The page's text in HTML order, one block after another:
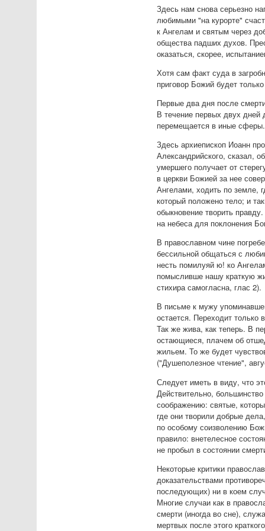
Здесь нам снова серьезно
любимыми "на курорте"
к Ангелам и святым через
общества падших духов.
оказаться, скорее,
Хотя сам факт суда в
приговор Божий будет
Первые два дня после
В течение первых двух дней
перемещается в иные сферы.
Здесь архиепископ Иоанн
Александрийского, сказал,
умершего получает от
в церкви Божией за нее
Ангелами, ходить по земле,
который положено тело; и
обыкновение творить
на небеса для поклонения
В православном чине
бессильной общаться с
несть помилуяй ю! ко
помысливше нашу краткую
стихира самогласна, глас 2).
В письме к мужу
остается. Переходит
Так же жива, как теперь. В
остающиеся, плачем об
жильем. То же будет
("Душеполезное чтение",
Следует иметь в виду, что
Действительно,
соображению: святые,
где они творили добрые
по особому соизволению
правило: внетелесное
не пробыл в состоянии
Некоторые критики
доказательствами
последующих) ни в коем
Многие случаи как в
смерти (иногда во сне),
мертвых после этого